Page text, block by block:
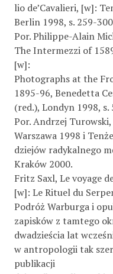
lio de’Cavalieri, [w]:
Berlin 1998, s. 259-300
Por. Philippe-Alain
The Intermezzi of
[w]:
Photographs at the
1895-96, Benedetta
(red.), Londyn 1998, s.
Por. Andrzej
Warszawa 1998 i
dziejów radykalnego
Kraków 2000.
Fritz Saxl, Le voyage
[w]: Le Rituel du
Podróż Warburga i
zapisków z tamtego
dwadzieścia lat
w antropologii tak
publikacji